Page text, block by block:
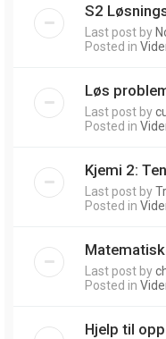
S2
Last post by
Posted in
Løs
Last post by
Posted in
Kjemi 2:
Last post by
Posted in
Last post by
Posted in
Hjelp til